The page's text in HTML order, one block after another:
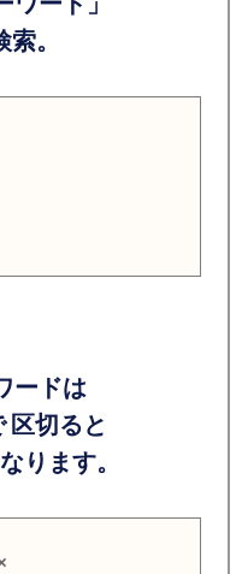
。
ードは
区切ると
ります。